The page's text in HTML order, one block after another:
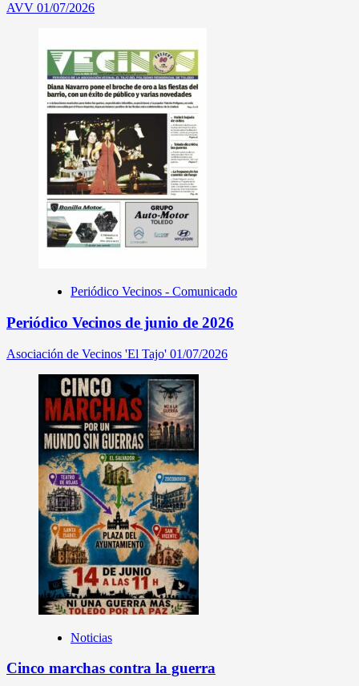
AVV 01/07/2026
Periódico Vecinos - Comunicado
Periódico Vecinos de junio de 2026
Asociación de Vecinos 'El Tajo' 01/07/2026
Noticias
Cinco marchas contra la guerra